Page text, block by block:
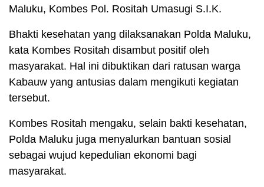
Maluku, Kombes Pol. Rositah Umasugi S.I.K.
Bhakti kesehatan yang dilaksanakan Polda Maluku,
kata Kombes Rositah disambut positif oleh
masyarakat. Hal ini dibuktikan dari ratusan warga
Kabauw yang antusias dalam mengikuti kegiatan
tersebut.
Kombes Rositah mengaku, selain bakti kesehatan,
Polda Maluku juga menyalurkan bantuan sosial
sebagai wujud kepedulian ekonomi bagi
masyarakat.